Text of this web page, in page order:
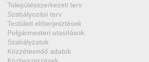
Településszerkezeti terv
Szabályozási terv
Testületi előterjesztések
Polgármesteri utasítások
Szabályzatok
Közzéteendő adatok
Közbeszerzések